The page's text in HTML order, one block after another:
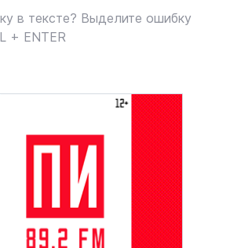
в тексте? Выделите ошибку
+ ENTER